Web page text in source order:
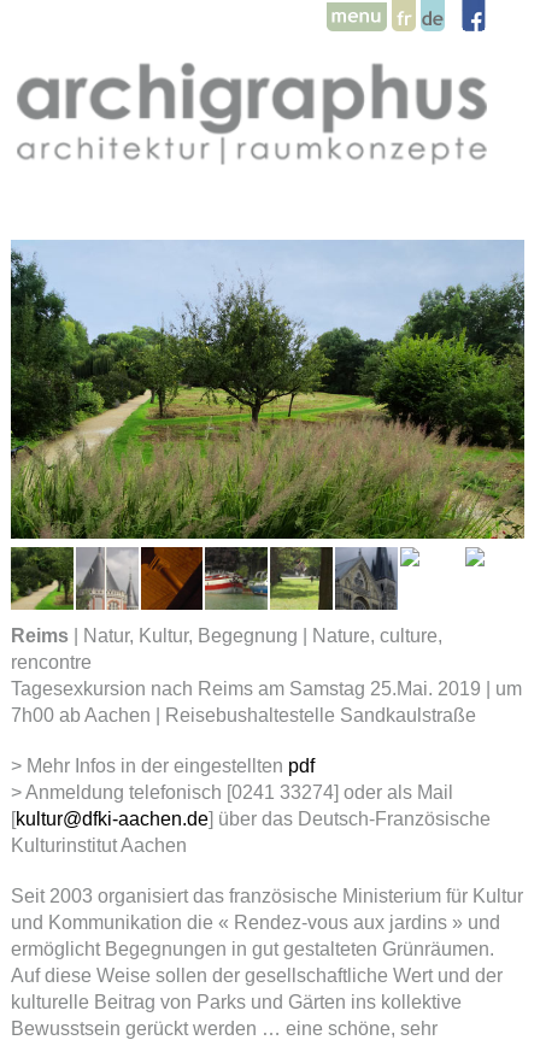
Reims| Natur, Kultur, Begegnung | Nature, culture,
rencontre
Tagesexkursion nach Reims am Samstag 25.Mai. 2019 | um
7h00 ab Aachen | Reisebushaltestelle Sandkaulstraße
> Mehr Infos in der eingestellten pdf
> Anmeldung telefonisch [0241 33274] oder als Mail
[kultur@dfki-aachen.de] über das Deutsch-Französische
Kulturinstitut Aachen
Seit 2003 organisiert das französische Ministerium für Kultur
und Kommunikation die « Rendez-vous aux jardins » und
ermöglicht Begegnungen in gut gestalteten Grünräumen.
Auf diese Weise sollen der gesellschaftliche Wert und der
kulturelle Beitrag von Parks und Gärten ins kollektive
Bewusstsein gerückt werden … eine schöne, sehr